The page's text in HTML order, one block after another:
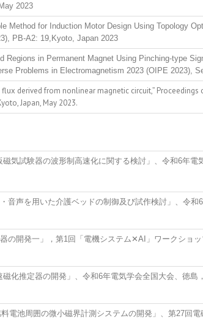
2023
Method for Induction Motor Design Using Topology
PB-A2: 19,Kyoto, Japan 2023
in Permanent Magnet Using Pinching-type
Problems in Electromagnetism 2023 (OIPE 2023),
derived from nonlinear magnetic circuit,” Proceedings
Japan, May 2023.
気試験器の波形制高速化に関する検討」、令和6年電
音声を用いた介護ベッドの制御及び試作検討」、令和
の開発一」，第1回「電機システム✕AI」ワークショ
化推定器の開発」、令和6年電気学会全国大会、徳島
電池周囲の微小磁界計測システムの開発」、第27回